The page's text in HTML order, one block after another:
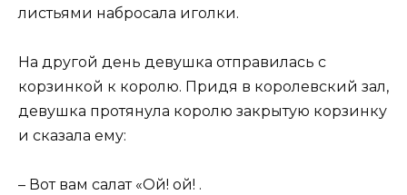
листьями набросала иголки.
На другой день девушка отправилась с
корзинкой к королю. Придя в королевский зал,
девушка протянула королю закрытую корзинку
и сказала ему:
– Вот вам салат «Ой! ой! .